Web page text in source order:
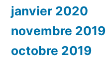
janvier 2020
novembre 2019
octobre 2019